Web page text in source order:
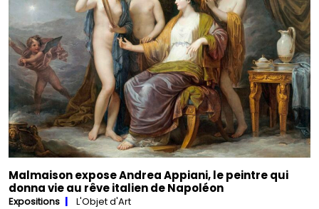
Malmaison expose Andrea Appiani, le peintre qui
donna vie au rêve italien de Napoléon
Expositions L'Objet d'Art